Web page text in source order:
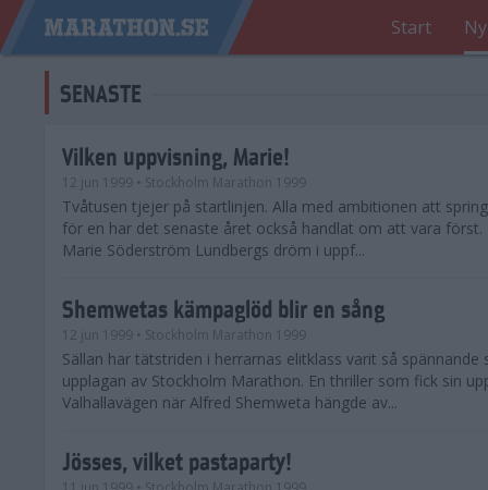
Start
SENASTE
Vilken uppvisning, Marie!
12 jun 1999 • Stockholm Marathon 1999
Tvåtusen tjejer på startlinjen. Alla med ambitionen att
för en har det senaste året också handlat om att vara först.
Marie Söderström Lundbergs dröm i uppf...
Shemwetas kämpaglöd blir en sång
12 jun 1999 • Stockholm Marathon 1999
Sällan har tätstriden i herrarnas elitklass varit så spännande
upplagan av Stockholm Marathon. En thriller som fick sin
Valhallavägen när Alfred Shemweta hängde av...
Jösses, vilket pastaparty!